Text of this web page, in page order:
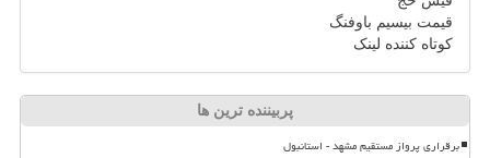
قیمت بیسیم باوفنگ
کوتاه کننده لینک
پربیننده ترین ها
برقراری پرواز مستقیم مشهد - استانبول